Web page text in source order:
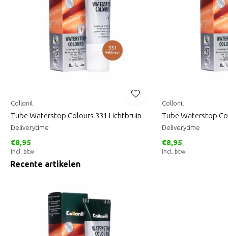
Collonil
Tube Waterstop Colours 331 Lichtbruin
Deliverytime
€8,95
Incl. btw
Collonil
Tube Waterstop
Deliverytime
€8,95
Incl. btw
Recente artikelen